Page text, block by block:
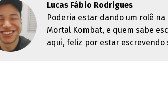
Lucas Fábio Rodrigues
Poderia estar dando um rolê
Mortal Kombat, e quem sabe
aqui, feliz por estar escrevendo